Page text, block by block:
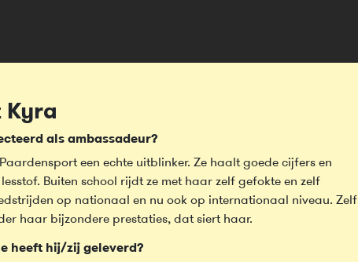
Kyra
als ambassadeur?
een echte uitblinker. Ze haalt goede cijfers en
Buiten school rijdt ze met haar zelf gefokte en zelf
op nationaal en nu ook op internationaal niveau. Zelf
haar bijzondere prestaties, dat siert haar.
heeft hij/zij geleverd?